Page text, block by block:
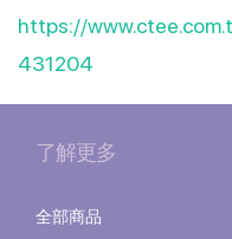
https://
431204
了解更多
全部商品